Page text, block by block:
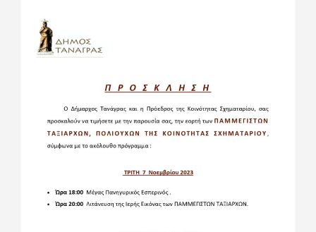
AUGUST 3, 2026
ΠΡΟΣΩΡΙΝΟΣ ΠΙΝΑΚΑΣ ΚΑΤΑΤΑΞΗΣ
ΑΝΑΚΟΙΝΩΣΗΣ ΣΟΧ 4/2026